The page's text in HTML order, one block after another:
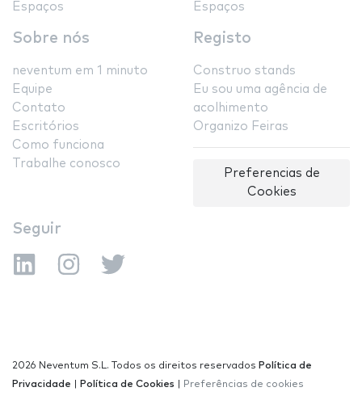
Espaços
Espaços
Sobre nós
neventum em 1 minuto
Equipe
Contato
Escritórios
Como funciona
Trabalhe conosco
Registo
Construo stands
Eu sou uma agência de
acolhimento
Organizo Feiras
Preferencias de
Cookies
Seguir
2026 Neventum S.L. Todos os direitos reservados Política de
Privacidade
Política de Cookies Preferências de cookies